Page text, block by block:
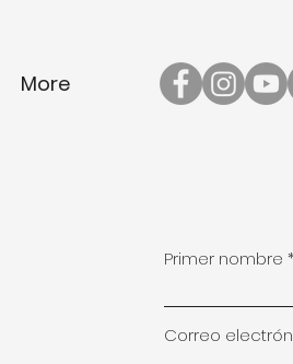
More
Primer nombre
Correo